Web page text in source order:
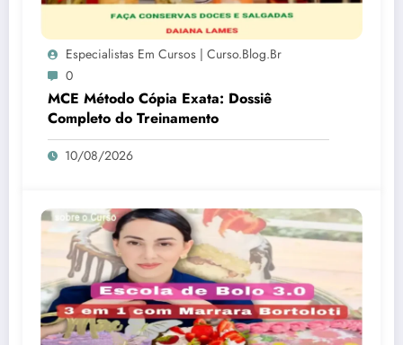
Especialistas Em Cursos | Curso.blog.br
0
MCE Método Cópia Exata: Dossiê
Completo do Treinamento
10/08/2026